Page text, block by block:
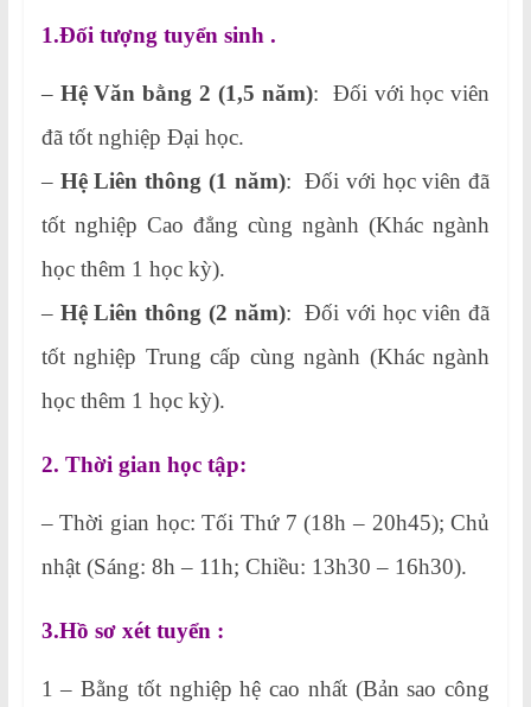
1.Đối tượng tuyển sinh .
– Hệ Văn bằng 2 (1,5 năm): Đối với học viên
đã tốt nghiệp Đại học.
– Hệ Liên thông (1 năm): Đối với học viên đã
tốt nghiệp Cao đẳng cùng ngành (Khác ngành
học thêm 1 học kỳ).
– Hệ Liên thông (2 năm): Đối với học viên đã
tốt nghiệp Trung cấp cùng ngành (Khác ngành
học thêm 1 học kỳ).
2. Thời gian học tập:
– Thời gian học: Tối Thứ 7 (18h – 20h45); Chủ
nhật (Sáng: 8h – 11h; Chiều: 13h30 – 16h30).
3.Hồ sơ xét tuyển :
1 – Bằng tốt nghiệp hệ cao nhất (Bản sao công